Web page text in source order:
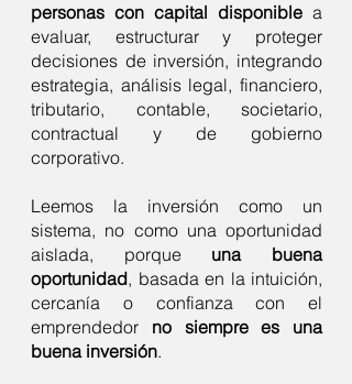
personas con capital disponible a
evaluar, estructurar y proteger
decisiones de inversión, integrando
estrategia, análisis legal, financiero,
tributario, contable, societario,
contractual y de gobierno
corporativo.
Leemos la inversión como un
sistema, no como una oportunidad
aislada, porque una buena
oportunidad, basada en la intuición,
cercanía o confianza con el
emprendedor no siempre es una
buena inversión.